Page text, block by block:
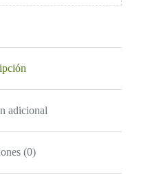
adicional
(0)